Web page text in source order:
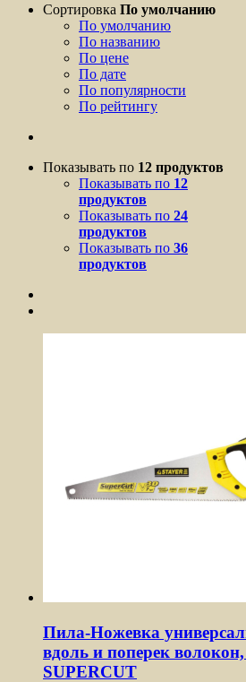
Сортировка По умолчанию
По умолчанию
По названию
По цене
По дате
По популярности
По рейтингу
Показывать по 12 продуктов
Показывать по 12
продуктов
Показывать по 24
продуктов
Показывать по 36
продуктов
Пила-Ножевка
вдоль и поперек
SUPERCUT